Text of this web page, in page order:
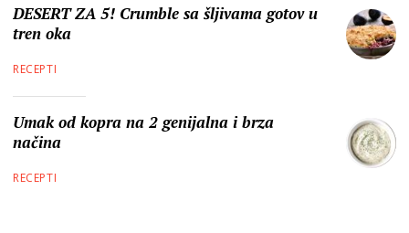
DESERT ZA 5! Crumble sa šljivama gotov u
tren oka
RECEPTI
Umak od kopra na 2 genijalna i brza
načina
RECEPTI